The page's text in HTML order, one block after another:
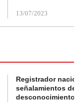
13/07/2023
Registrador
señalamientos de
desconocimiento